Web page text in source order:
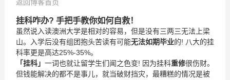
返回博客首页
挂科咋办? 手把手教你如何自救！
虽然说入读澳洲大学是相对的容易，但是没有三两三无法上梁
山。入学后没有组团抱头苦读有可能无法如期毕业的! 八大的挂
科率更是高达25%-35%。
「挂科」 一词也就让留学生们闻之色变! 因为挂科重修很伤财。
但钱能解决的都不是事儿，就当破财挡灾，最糟糕的情况是被